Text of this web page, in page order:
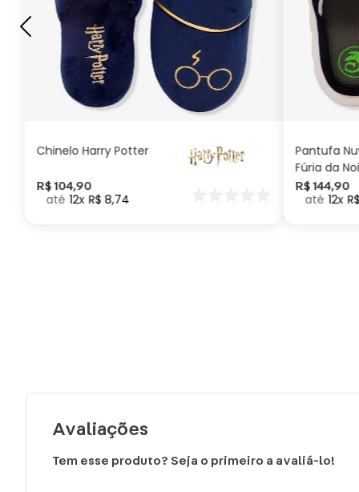
Chinelo Harry Potter
R$ 104,90
12 R$ 8,74
G GG M P
ADICIONAR AO
CARRINHO
Pantufa
Fúria da
Como
seu Dragão
R$ 144,90
12 R$
Avaliações
Tem esse produto? Seja o primeiro a avaliá-lo!